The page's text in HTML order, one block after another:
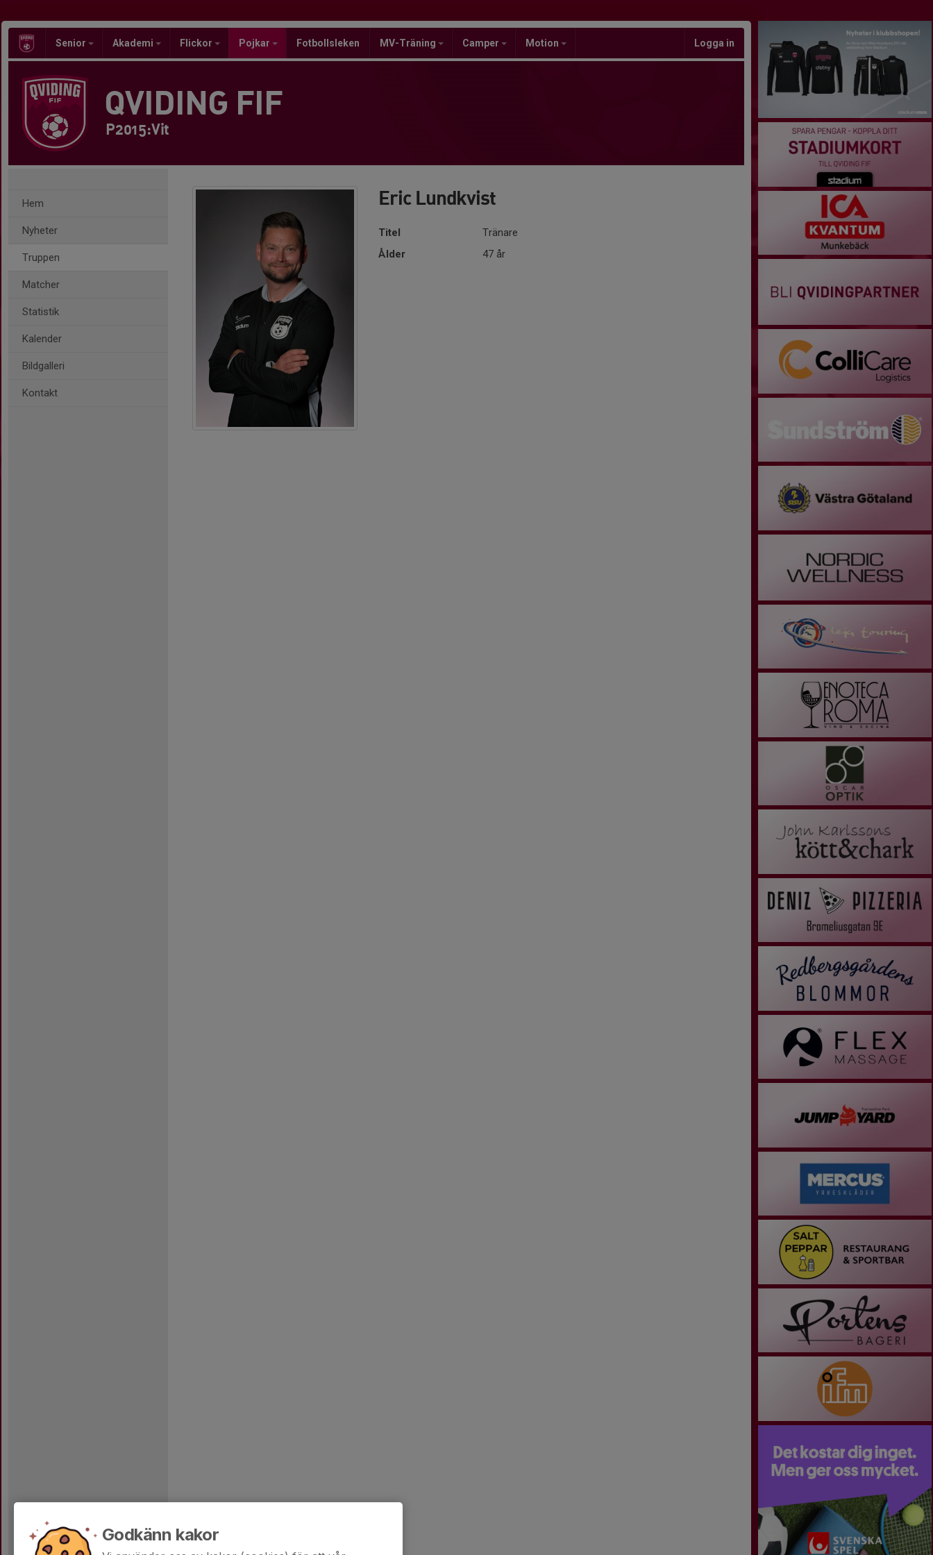
Senior Akademi Flickor Pojkar Fotbollsleken MV-Träning Camper Motion Logga in
QVIDING FIF
P2015:Vit
Hem
Nyheter
Truppen
Matcher
Statistik
Kalender
Bildgalleri
Kontakt
Eric Lundkvist
Titel
Tränare
Ålder
47 år
Godkänn kakor